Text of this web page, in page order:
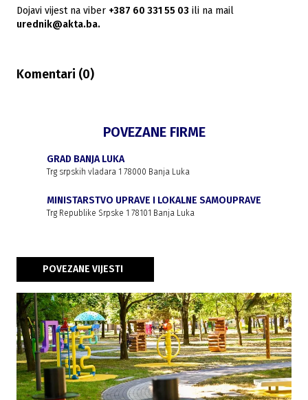
Dojavi vijest na viber +387 60 331 55 03 ili na mail
urednik@akta.ba.
Komentari (0)
POVEZANE FIRME
GRAD BANJA LUKA
Trg srpskih vladara 1 78000 Banja Luka
MINISTARSTVO UPRAVE I LOKALNE SAMOUPRAVE
Trg Republike Srpske 1 78101 Banja Luka
POVEZANE VIJESTI